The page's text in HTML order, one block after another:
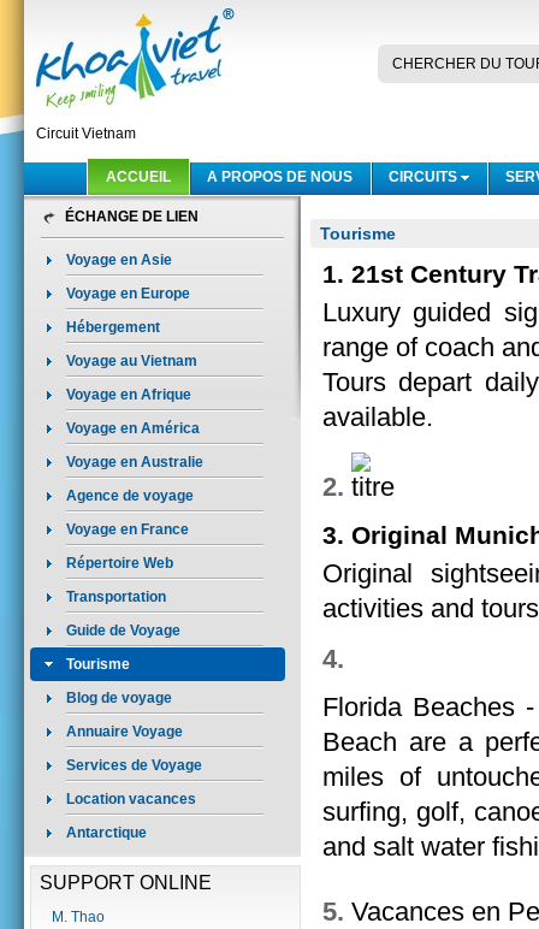
Circuit Vietnam
CHERCHER DU
CIRCUITS
A PROPOS DE NOUS
ACCUEIL
ÉCHANGE DE LIEN
Voyage en Asie
Voyage en Europe
Hébergement
Voyage au Vietnam
Voyage en Afrique
Voyage en América
Voyage en Australie
Agence de voyage
Voyage en France
Répertoire Web
Transportation
Guide de Voyage
Tourisme
Blog de voyage
Annuaire Voyage
Services de Voyage
Location vacances
Antarctique
SUPPORT ONLINE
M. Thao
Tourisme
1. 21st Century
Luxury guided
range of coach
Tours depart
available.
2.
3. Original
Original
activities and
4.
Florida Beaches
Beach are a
miles of
surfing, golf,
and salt water
5. Vacances en